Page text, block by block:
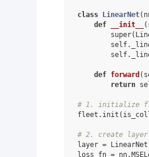
class LinearNet(
def
__init__ (
super(
self.
self.
def forward (
return
# 1. initialize
fleet . init (
# 2. create layer
layer = LinearNet
loss_fn = nn.